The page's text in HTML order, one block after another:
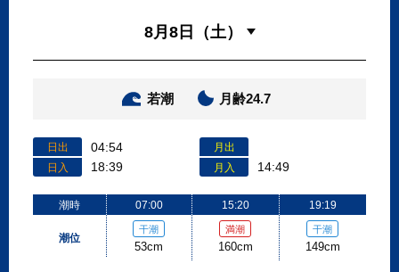
若潮 月齢24.7
日出 04:54
日入 18:39
月出
月入
14:49
潮時
潮位
07:00
干潮
53cm
15:20
満潮
160cm
19:19
干潮
149cm